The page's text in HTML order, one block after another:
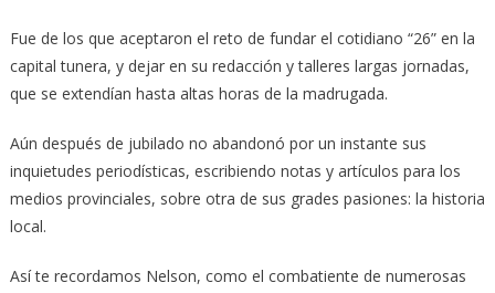
Fue de los que aceptaron el reto de fundar el cotidiano “26” en la
capital tunera, y dejar en su redacción y talleres largas jornadas,
que se extendían hasta altas horas de la madrugada.
Aún después de jubilado no abandonó por un instante sus
inquietudes periodísticas, escribiendo notas y artículos para los
medios provinciales, sobre otra de sus grades pasiones: la historia
local.
Así te recordamos Nelson, como el combatiente de numerosas